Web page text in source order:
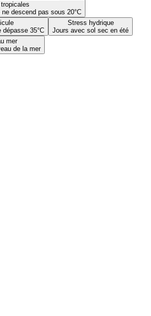
descend pas sous 20°C
dépasse 35°C
Stress hydrique
Jours avec sol sec en été
mer
de la mer